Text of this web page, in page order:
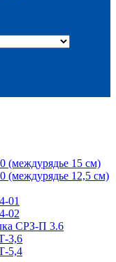
(междурядье 15 см)
(междурядье 12,5 см)
01
02
СРЗ-П 3.6
3,6
5,4